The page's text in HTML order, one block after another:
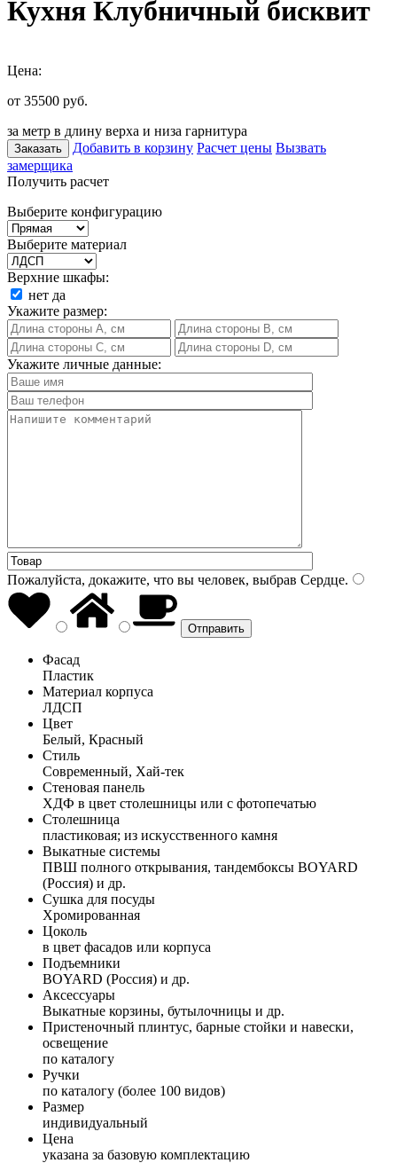
Кухня Клубничный бисквит
Цена:
от 35500 руб.
за метр в длину верха и низа гарнитура
Заказать Добавить в корзину Расчет цены Вызвать
замерщика
Получить расчет
Выберите конфигурацию
Выберите материал
Верхние шкафы:
нет да
Укажите размер:
Укажите личные данные:
Пожалуйста, докажите, что вы человек, выбрав Сердце.
Фасад
Пластик
Материал корпуса
ЛДСП
Цвет
Белый, Красный
Стиль
Современный, Хай-тек
Стеновая панель
ХДФ в цвет столешницы или с фотопечатью
Столешница
пластиковая; из искусственного камня
Выкатные системы
ПВШ полного открывания, тандембоксы BOYARD
(Россия) и др.
Сушка для посуды
Хромированная
Цоколь
в цвет фасадов или корпуса
Подъемники
BOYARD (Россия) и др.
Аксессуары
Выкатные корзины, бутылочницы и др.
Пристеночный плинтус, барные стойки и навески,
освещение
по каталогу
Ручки
по каталогу (более 100 видов)
Размер
индивидуальный
Цена
указана за базовую комплектацию